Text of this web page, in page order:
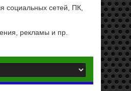
социальных сетей, ПК,
рекламы и пр.